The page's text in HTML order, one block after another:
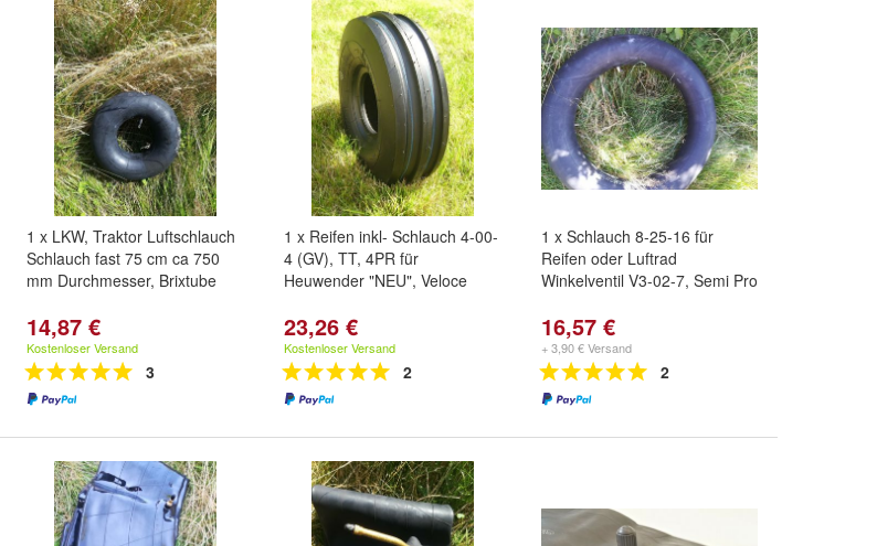
1 x LKW, Traktor Luftschlauch
Schlauch fast 75 cm ca 750
mm Durchmesser, Brixtube
14,87 €
Kostenloser Versand
3
1 x Reifen inkl- Schlauch 4-00-
4 (GV), TT, 4PR für
Heuwender "NEU", Veloce
23,26 €
Kostenloser Versand
2
1 x Schlauch 8-25-16 für
Reifen oder Luftrad
Winkelventil V3-02-7, Semi Pro
16,57 €
+ 3,90 € Versand
2